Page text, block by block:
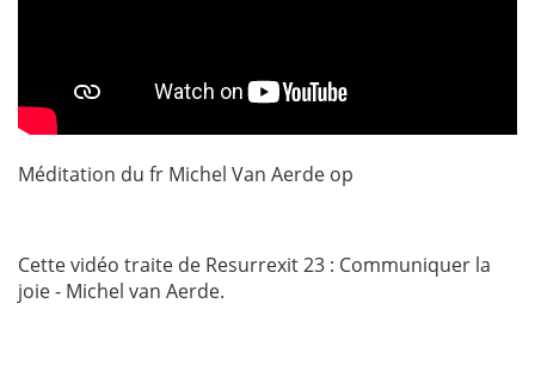
Méditation du fr Michel Van Aerde op
Cette vidéo traite de Resurrexit 23 : Communiquer la
joie - Michel van Aerde.